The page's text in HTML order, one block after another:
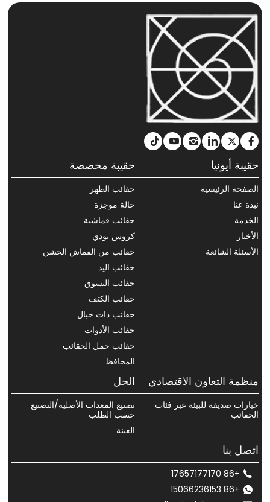
حقيبة أيونيا
الصفحة الرئيسية
نبذة عنا
الخدمة
الأخبار
الأسئلة الشائعة
حقيبة مخصصة
حقائب الظهر
حالة موجزة
حقائب قماشية
كروس بودي
حقائب من القماش الخشن
حقائب اليد
حقائب التسوق
حقائب الكتف
حقائب ذات حبال
حقائب الأدوات
حقائب حمل الحقائب
المحافظ
منظمة التعاون الاقتصادي
خيارات صديقة للبيئة عبر فئات
الحقائب
الحل
تصنيع المعدات الأصلية/التصنيع
حسب الطلب
العينة
اتصل بنا
+86 17657177170
+86 15066236153